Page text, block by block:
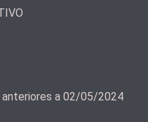
a 02/05/2024